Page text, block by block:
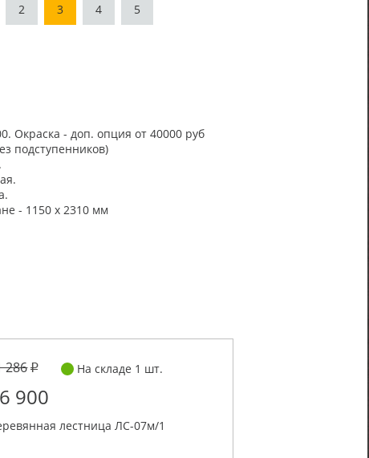
2 3 4 5
Окраска - доп. опция от 40000 руб
подступенников)
- 1150 х 2310 мм
286 На складе 1 шт.
900
лестница ЛС-07м/1